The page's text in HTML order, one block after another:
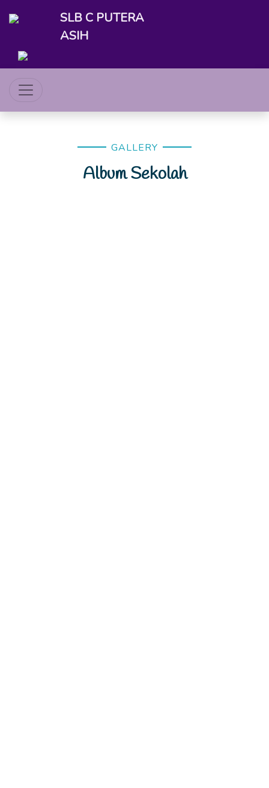
SLB C PUTERA
ASIH
GALLERY
Album Sekolah